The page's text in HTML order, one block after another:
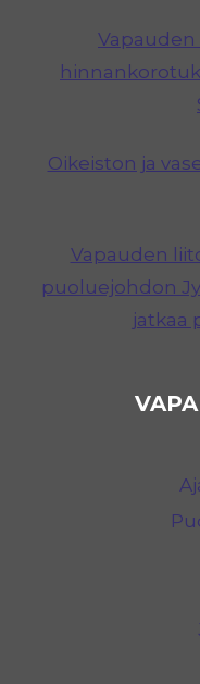
Oikeiston ja
Vapauden
puoluejohdon
jatkaa